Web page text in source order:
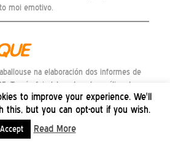
moi emotivo.
na elaboración dos informes de
Tamén foi elaborada unha análise da
apoio as Administracións Rexionais da
valorando a situación actual e os
o modelo de cooperación para o
a realizar (Cooperación Técnica) e o
to improve your experience. We'll
this, but you can opt-out if you wish.
Accept Read More